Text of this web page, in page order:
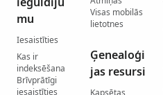
mu
Iesaistīties
Kas ir
indeksēšana
Brīvprātīgi
iesaistīties
Visas mobilās
lietotnes
Ģenealoģi
jas resursi